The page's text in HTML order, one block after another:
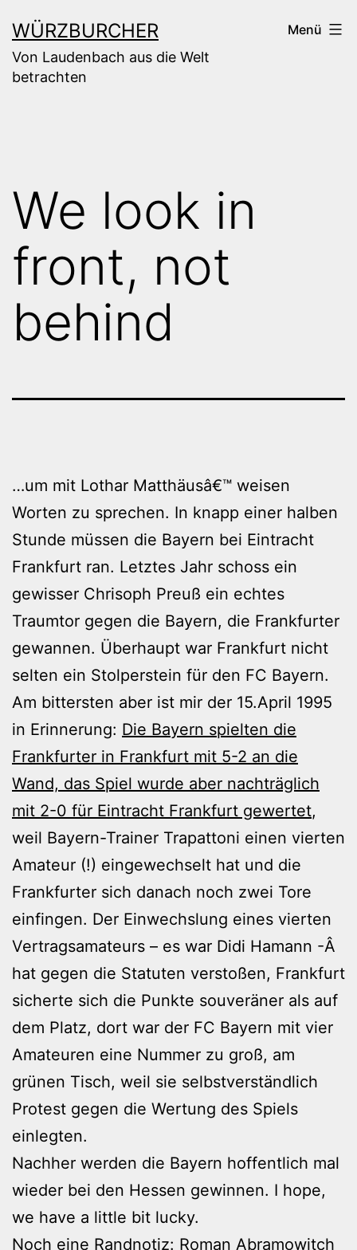
Inhalt
springen
WÜRZBURCHER
Von Laudenbach aus die Welt
betrachten
Menü
We look in
front, not
behind
…um mit Lothar Matthäusâ€™ weisen
Worten zu sprechen. In knapp einer halben
Stunde müssen die Bayern bei Eintracht
Frankfurt ran. Letztes Jahr schoss ein
gewisser Chrisoph Preuß ein echtes
Traumtor gegen die Bayern, die Frankfurter
gewannen. Überhaupt war Frankfurt nicht
selten ein Stolperstein für den FC Bayern.
Am bittersten aber ist mir der 15.April 1995
in Erinnerung: Die Bayern spielten die
Frankfurter in Frankfurt mit 5-2 an die
Wand, das Spiel wurde aber nachträglich
mit 2-0 für Eintracht Frankfurt gewertet,
weil Bayern-Trainer Trapattoni einen vierten
Amateur (!) eingewechselt hat und die
Frankfurter sich danach noch zwei Tore
einfingen. Der Einwechslung eines vierten
Vertragsamateurs – es war Didi Hamann -Â
hat gegen die Statuten verstoßen, Frankfurt
sicherte sich die Punkte souveräner als auf
dem Platz, dort war der FC Bayern mit vier
Amateuren eine Nummer zu groß, am
grünen Tisch, weil sie selbstverständlich
Protest gegen die Wertung des Spiels
einlegten.
Nachher werden die Bayern hoffentlich mal
wieder bei den Hessen gewinnen. I hope,
we have a little bit lucky.
Noch eine Randnotiz: Roman Abramowitch